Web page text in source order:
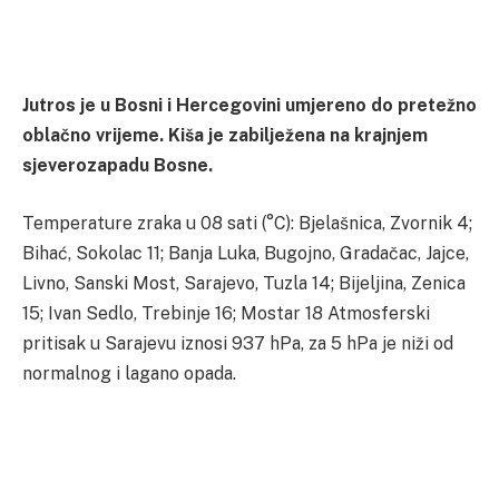
Jutros je u Bosni i Hercegovini umjereno do pretežno
oblačno vrijeme. Kiša je zabilježena na krajnjem
sjeverozapadu Bosne.
Temperature zraka u 08 sati (°C): Bjelašnica, Zvornik 4;
Bihać, Sokolac 11; Banja Luka, Bugojno, Gradačac, Jajce,
Livno, Sanski Most, Sarajevo, Tuzla 14; Bijeljina, Zenica
15; Ivan Sedlo, Trebinje 16; Mostar 18 Atmosferski
pritisak u Sarajevu iznosi 937 hPa, za 5 hPa je niži od
normalnog i lagano opada.